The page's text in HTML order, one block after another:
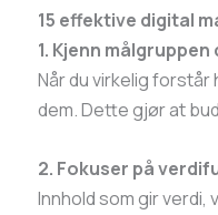
15 effektive digital
1. Kjenn
Når du virkelig forstår
dem. Dette gjør at
2. Fokuser på
Innhold som gir verdi,